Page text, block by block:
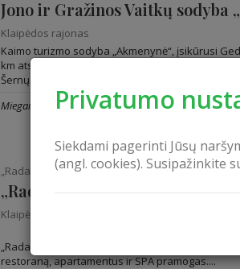
Privatumo
Siekdami pagerinti Jūsų
(angl. cookies). Susipažinkite
Klaipėdos rajonas
Kaimo turizmo sodyba „Akmenynė“, įsikūrusi
km atstumu nuo Klaipėdos, sodyba iš trijų pusių
Šernų...
Miegamų vietų: 26
„Radailių dvaras“
„Radailių dvaras“
Klaipėdos rajonas
„Radailių dvaras“ – poilsio kampelis visai šeimai,
restoraną, apartamentus ir SPA pramogas....